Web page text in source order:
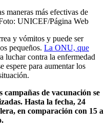
maneras más efectivas de
UNICEF/Página Web
y vómitos y puede ser
pequeños. La ONU, que
luchar contra la enfermedad
espere para aumentar los
campañas de vacunación se
Hasta la fecha, 24
en comparación con 15 a